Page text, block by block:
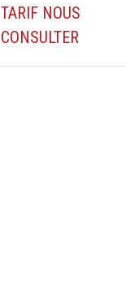
TARIF NOUS
CONSULTER